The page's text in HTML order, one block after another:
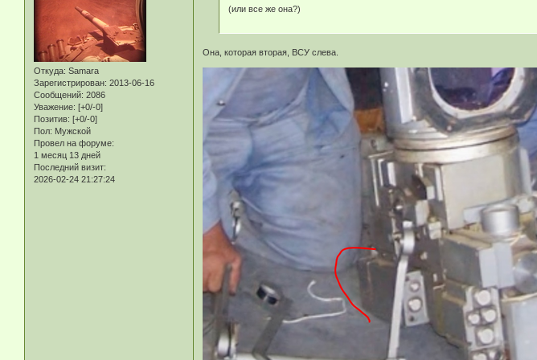
Откуда: Samara
Зарегистрирован: 2013-06-16
Сообщений: 2086
Уважение: [+0/-0]
Позитив: [+0/-0]
Пол: Мужской
Провел на форуме:
1 месяц 13 дней
Последний визит:
2026-02-24 21:27:24
(или все же она?)
Она, которая вторая, ВСУ слева.